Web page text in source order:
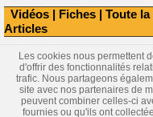
Vidéos | Fiches | Toute
Articles
Les cookies nous permettent
d'offrir des fonctionnalités
trafic. Nous partageons
site avec nos partenaires de
peuvent combiner celles-ci
fournies ou qu'ils ont